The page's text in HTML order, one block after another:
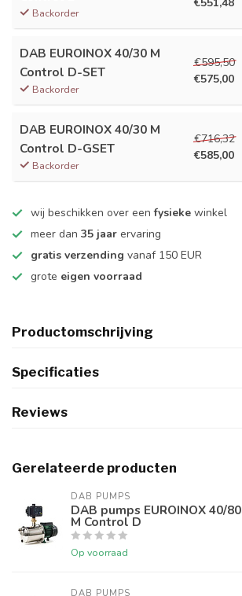
Backorder
DAB EUROINOX 40/30 M
Control D-SET
Backorder
€595,50
€575,00
DAB EUROINOX 40/30 M
Control D-GSET
Backorder
€716,32
€585,00
wij beschikken over eenfysieke winkel
meer dan 35 jaar ervaring
gratis verzending vanaf 150 EUR
grote eigen voorraad
Productomschrijving
Specificaties
Reviews
Gerelateerde producten
DAB PUMPS
DAB pumps EUROINOX 40/80
M Control D
Op voorraad
DAB PUMPS